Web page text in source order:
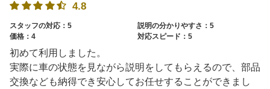
4.8
スタッフの対応：5
説明の分かりやすさ：5
価格：4
対応スピード：5
初めて利用しました。
実際に車の状態を見ながら説明をしてもらえるので、部品
交換なども納得でき安心してお任せすることができまし